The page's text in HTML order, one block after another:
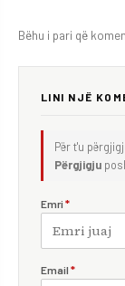
Bëhu i pari që
LINI NJË
Për t'u
Përgjigju
Emri *
Email *